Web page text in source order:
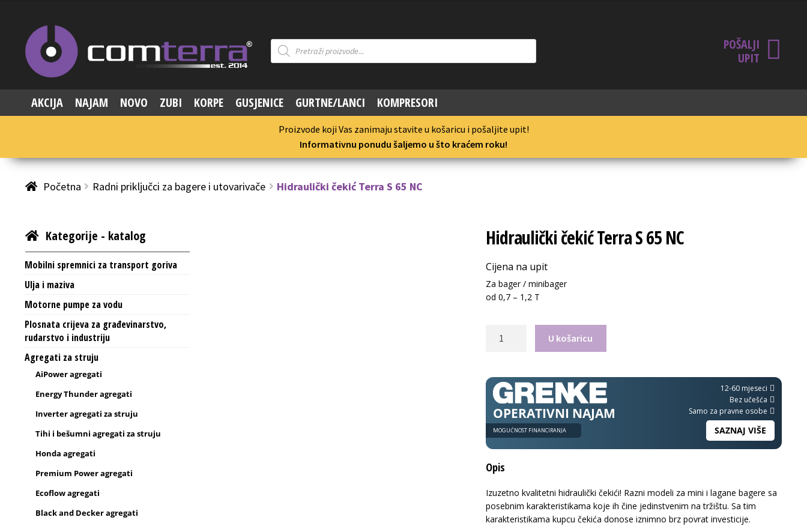
Products
search
POŠALJI
UPIT
AKCIJA NAJAM NOVO ZUBI KORPE GUSJENICE GURTNE/LANCI KOMPRESORI
Proizvode koji Vas zanimaju stavite u košaricu i pošaljite upit!
Informativnu ponudu šaljemo u što kraćem roku!
Početna Radni priključci za bagere i utovarivače Hidraulički čekić Terra S 65 NC
Hidraulički čekić Terra S 65 NC
Cijena na upit
Za bager / minibager
od 0,7 – 1,2 T
S
65
NC
količina
U košaricu
OPERATIVNI NAJAM
MOGUĆNOST FINANCIRANJA
12-60 mjeseci
Bez učešća
Samo za pravne osobe
SAZNAJ VIŠE
Opis
Izuzetno kvalitetni hidraulički čekići! Razni modeli za mini i lagane bagere sa
posebnim karakteristikama koje ih čine jedinstvenim na tržištu. Sa tim
karakteristikama kupcu čekića donose iznimno brz povrat investicije.
Kategorije - katalog
Mobilni spremnici za transport goriva
Ulja i maziva
Motorne pumpe za vodu
Plosnata crijeva za građevinarstvo,
rudarstvo i industriju
Agregati za struju
AiPower agregati
Energy Thunder agregati
Inverter agregati za struju
Tihi i bešumni agregati za struju
Honda agregati
Premium Power agregati
Ecoflow agregati
Black and Decker agregati